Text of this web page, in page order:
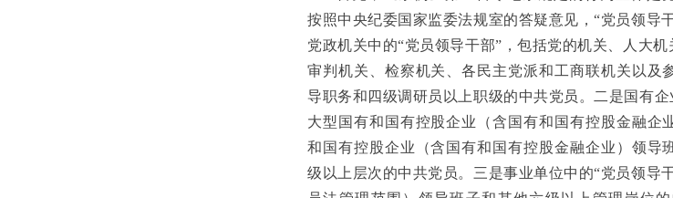
按照中央纪委国家监委法规室的答疑意见，“党员领导
党政机关中的“党员领导干部”，包括党的机关、人大
审判机关、检察机关、各民主党派和工商联机关以及
导职务和四级调研员以上职级的中共党员。二是国有
大型国有和国有控股企业（含国有和国有控股金融企
和国有控股企业（含国有和国有控股金融企业）领导
级以上层次的中共党员。三是事业单位中的“党员领导